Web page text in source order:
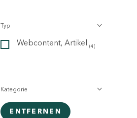
Typ
Webcontent, Artikel (4)
Kategorie
ENTFERNEN